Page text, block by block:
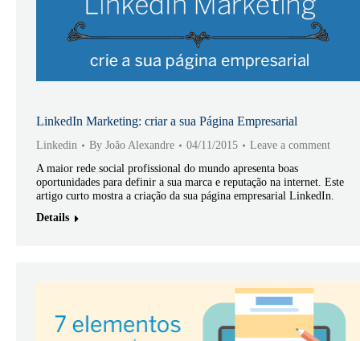
LinkedIn Marketing: criar a sua Página Empresarial
Linkedin By João Alexandre 04/11/2015
Leave a comment
A maior rede social profissional do mundo apresenta boas
oportunidades para definir a sua marca e reputação na internet. Este
artigo curto mostra a criação da sua página empresarial LinkedIn.
Details